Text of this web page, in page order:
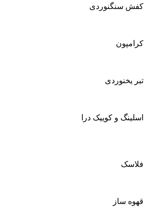
کفش سنگنوردی
کرامپون
تبر یخنوردی
اسلینگ و کوییک درا
فلاسک
قهوه ساز